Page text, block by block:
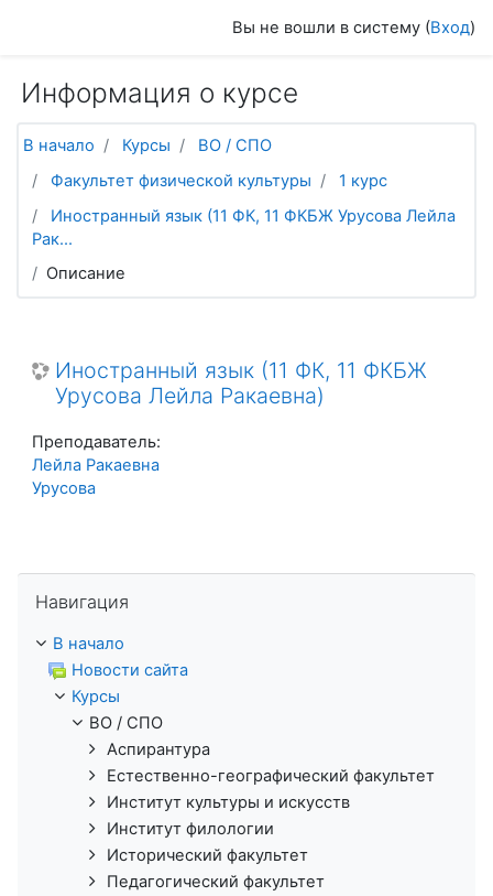
Вы не вошли в систему (Вход)
Информация о курсе
В начало Курсы
ВО / СПО
Факультет физической культуры
1 курс
Иностранный язык (11 ФК, 11 ФКБЖ Урусова Лейла
Рак...
Описание
Иностранный язык (11 ФК, 11 ФКБЖ
Урусова Лейла Ракаевна)
Преподаватель:
Лейла Ракаевна
Урусова
Навигация
В начало
Новости сайта
Курсы
ВО / СПО
Аспирантура
Естественно-географический факультет
Институт культуры и искусств
Институт филологии
Исторический факультет
Педагогический факультет